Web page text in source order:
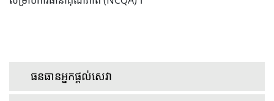
ធនធានអ្នកផ្តល់សេវា